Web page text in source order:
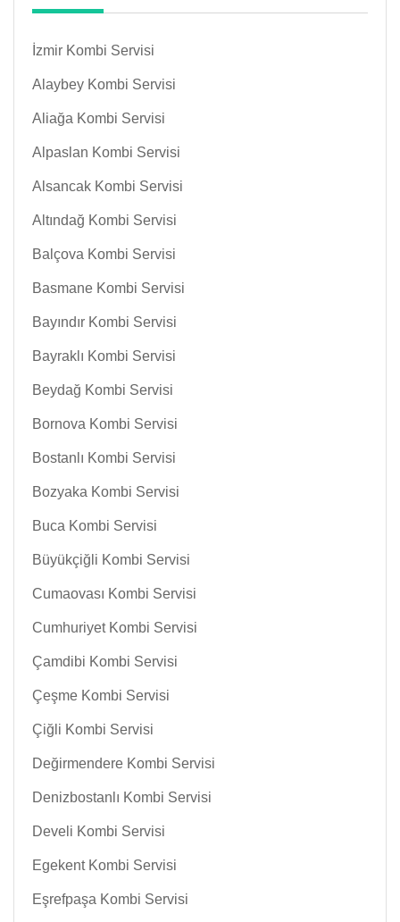
İzmir Kombi Servisi
Alaybey Kombi Servisi
Aliağa Kombi Servisi
Alpaslan Kombi Servisi
Alsancak Kombi Servisi
Altındağ Kombi Servisi
Balçova Kombi Servisi
Basmane Kombi Servisi
Bayındır Kombi Servisi
Bayraklı Kombi Servisi
Beydağ Kombi Servisi
Bornova Kombi Servisi
Bostanlı Kombi Servisi
Bozyaka Kombi Servisi
Buca Kombi Servisi
Büyükçiğli Kombi Servisi
Cumaovası Kombi Servisi
Cumhuriyet Kombi Servisi
Çamdibi Kombi Servisi
Çeşme Kombi Servisi
Çiğli Kombi Servisi
Değirmendere Kombi Servisi
Denizbostanlı Kombi Servisi
Develi Kombi Servisi
Egekent Kombi Servisi
Eşrefpaşa Kombi Servisi